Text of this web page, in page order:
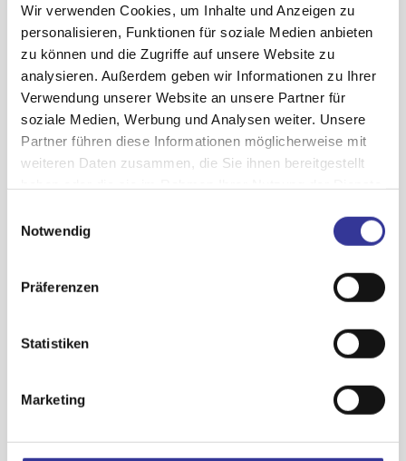
Wir verwenden Cookies, um Inhalte und Anzeigen zu
personalisieren, Funktionen für soziale Medien anbieten
zu können und die Zugriffe auf unsere Website zu
analysieren. Außerdem geben wir Informationen zu Ihrer
Verwendung unserer Website an unsere Partner für
soziale Medien, Werbung und Analysen weiter. Unsere
Partner führen diese Informationen möglicherweise mit
weiteren Daten zusammen, die Sie ihnen bereitgestellt
Datenschutzerklärung
Notwendig
Präferenzen
Statistiken
Marketing
About:
Bühnenregisseurin,
Choreographin, Künstlerin,
Bettina Habekost
Coaching:
Zentrum. Das Ziel der
Performance wird gemeinsam